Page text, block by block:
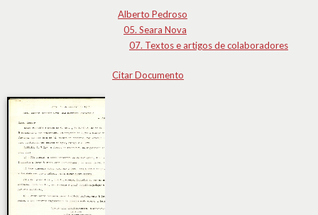
Alberto Pedroso
05. Seara Nova
07. Textos e artigos de colaboradores
Citar Documento